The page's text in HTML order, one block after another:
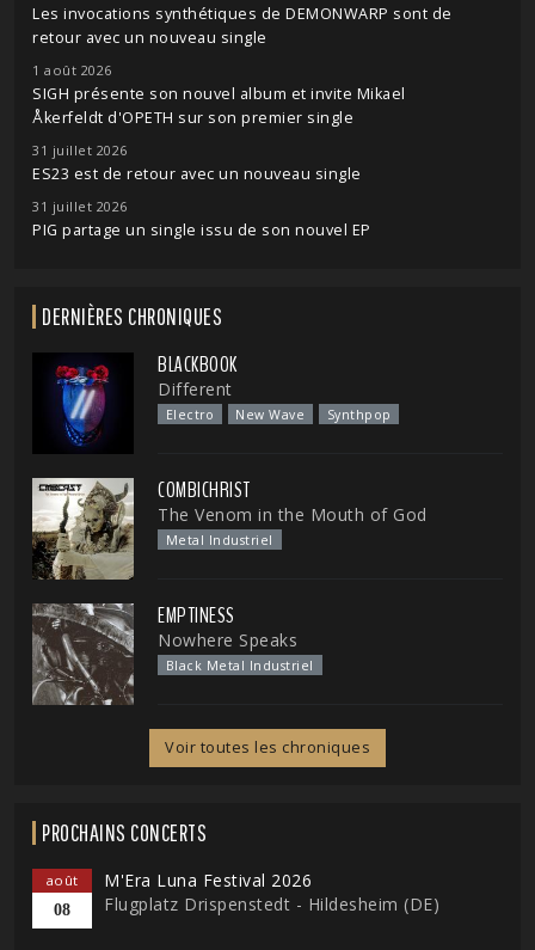
Les invocations synthétiques de DEMONWARP sont de
retour avec un nouveau single
1 août 2026
SIGH présente son nouvel album et invite Mikael
Åkerfeldt d'OPETH sur son premier single
31 juillet 2026
ES23 est de retour avec un nouveau single
31 juillet 2026
PIG partage un single issu de son nouvel EP
DERNIÈRES CHRONIQUES
BLACKBOOK
Different
Electro New Wave Synthpop
COMBICHRIST
The Venom in the Mouth of God
Metal Industriel
EMPTINESS
Nowhere Speaks
Black Metal Industriel
Voir toutes les chroniques
PROCHAINS CONCERTS
août
08
M'Era Luna Festival 2026
Flugplatz Drispenstedt - Hildesheim (DE)